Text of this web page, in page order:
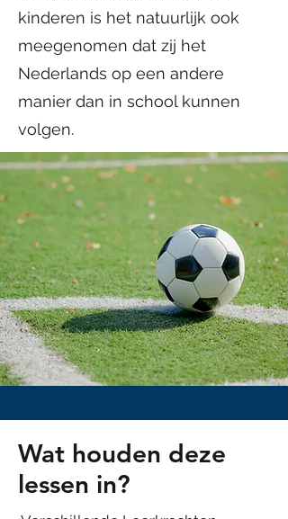
kinderen is het natuurlijk ook
meegenomen dat zij het
Nederlands op een andere
manier dan in school kunnen
volgen.
Wat houden deze
lessen in?